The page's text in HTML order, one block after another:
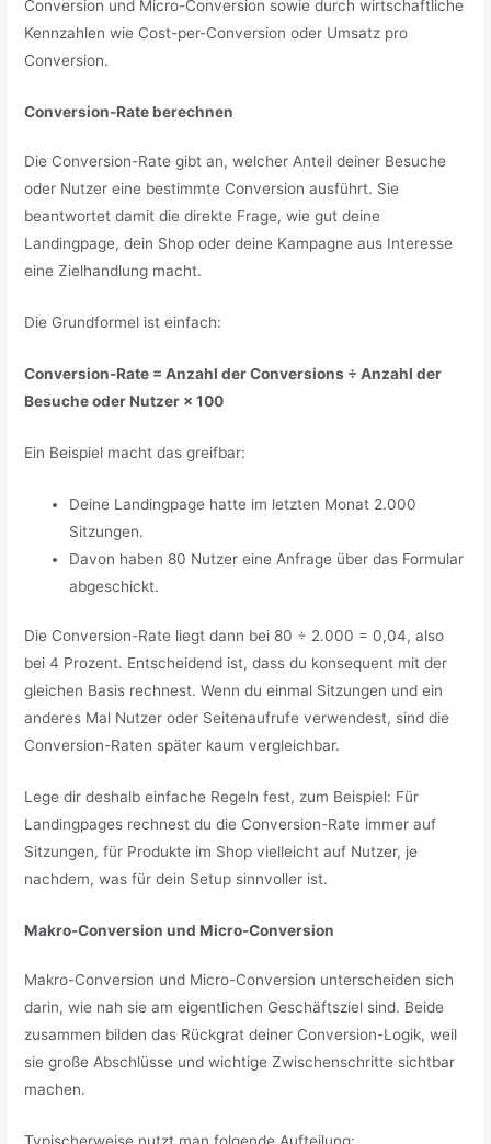
Conversion und Micro-Conversion sowie durch wirtschaftliche
Kennzahlen wie Cost-per-Conversion oder Umsatz pro
Conversion.
Conversion-Rate berechnen
Die Conversion-Rate gibt an, welcher Anteil deiner Besuche
oder Nutzer eine bestimmte Conversion ausführt. Sie
beantwortet damit die direkte Frage, wie gut deine
Landingpage, dein Shop oder deine Kampagne aus Interesse
eine Zielhandlung macht.
Die Grundformel ist einfach:
Conversion-Rate = Anzahl der Conversions ÷ Anzahl der
Besuche oder Nutzer × 100
Ein Beispiel macht das greifbar:
Deine Landingpage hatte im letzten Monat 2.000
Sitzungen.
Davon haben 80 Nutzer eine Anfrage über das Formular
abgeschickt.
Die Conversion-Rate liegt dann bei 80 ÷ 2.000 = 0,04, also
bei 4 Prozent. Entscheidend ist, dass du konsequent mit der
gleichen Basis rechnest. Wenn du einmal Sitzungen und ein
anderes Mal Nutzer oder Seitenaufrufe verwendest, sind die
Conversion-Raten später kaum vergleichbar.
Lege dir deshalb einfache Regeln fest, zum Beispiel: Für
Landingpages rechnest du die Conversion-Rate immer auf
Sitzungen, für Produkte im Shop vielleicht auf Nutzer, je
nachdem, was für dein Setup sinnvoller ist.
Makro-Conversion und Micro-Conversion
Makro-Conversion und Micro-Conversion unterscheiden sich
darin, wie nah sie am eigentlichen Geschäftsziel sind. Beide
zusammen bilden das Rückgrat deiner Conversion-Logik, weil
sie große Abschlüsse und wichtige Zwischenschritte sichtbar
machen.